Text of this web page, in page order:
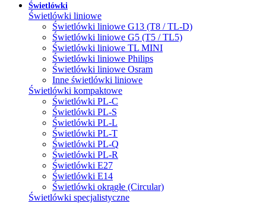
Świetlówki
Świetlówki liniowe
Świetlówki liniowe G13 (T8 / TL-D)
Świetlówki liniowe G5 (T5 / TL5)
Świetlówki liniowe TL MINI
Świetlówki liniowe Philips
Świetlówki liniowe Osram
Inne świetlówki liniowe
Świetlówki kompaktowe
Świetlówki PL-C
Świetlówki PL-S
Świetlówki PL-L
Świetlówki PL-T
Świetlówki PL-Q
Świetlówki PL-R
Świetlówki E27
Świetlówki E14
Świetlówki okrągłe (Circular)
Świetlówki specjalistyczne